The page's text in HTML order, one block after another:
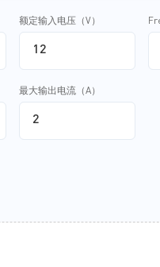
额定输入电压（V）
最大输出电流（A）